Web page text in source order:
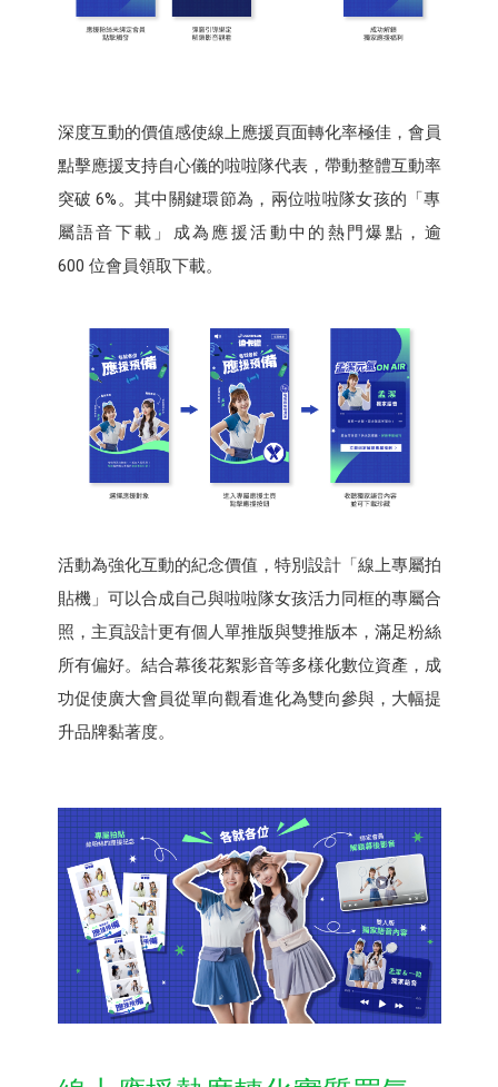
深度互動的價值感使線上應援頁面轉化率極佳，會員
點擊應援支持自心儀的啦啦隊代表，帶動整體互動率
突破 6%。其中關鍵環節為，兩位啦啦隊女孩的「專
屬語音下載」成為應援活動中的熱門爆點，逾
600 位會員領取下載。
活動為強化互動的紀念價值，特別設計「線上專屬拍
貼機」可以合成自己與啦啦隊女孩活力同框的專屬合
照，主頁設計更有個人單推版與雙推版本，滿足粉絲
所有偏好。結合幕後花絮影音等多樣化數位資產，成
功促使廣大會員從單向觀看進化為雙向參與，大幅提
升品牌黏著度。​